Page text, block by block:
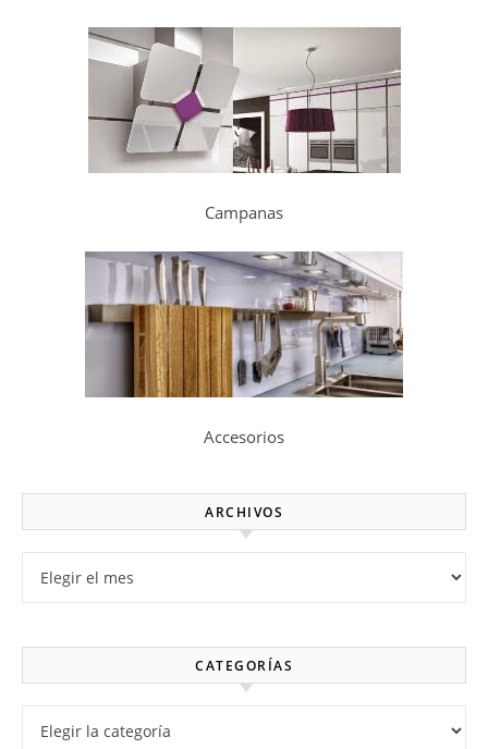
Campanas
Accesorios
ARCHIVOS
CATEGORÍAS